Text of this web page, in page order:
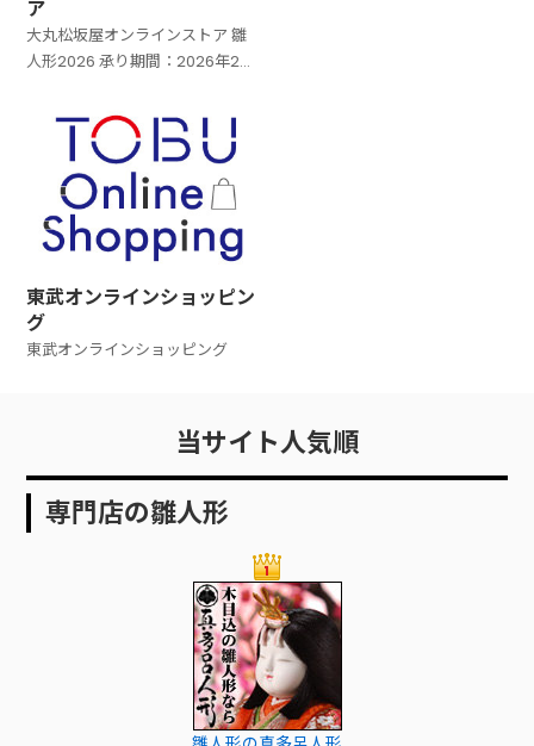
ア
大丸松坂屋オンラインストア 雛
人形2026 承り期間：2026年2月
ア 雛人形一覧を見る スペイン／
リヤドロ 春雛 ひな人形は
東武オンラインショッピン
グ
東武オンラインショッピング
当サイト人気順
専門店の雛人形